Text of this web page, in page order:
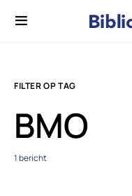
FILTER OP TAG
BMO
1 bericht